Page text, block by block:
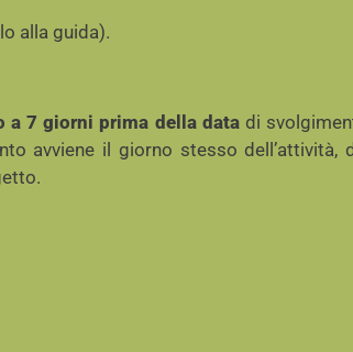
alla guida).
a 7 giorni prima della datadi
avviene il giorno stesso dell’attività,